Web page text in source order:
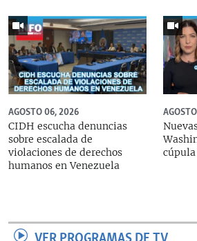
AGOSTO 06, 2026
CIDH escucha denuncias
sobre escalada de
violaciones de derechos
humanos en Venezuela